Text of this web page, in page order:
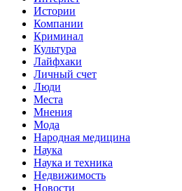
Истории
Компании
Криминал
Культура
Лайфхаки
Личный счет
Люди
Места
Мнения
Мода
Народная медицина
Наука
Наука и техника
Недвижимость
Новости